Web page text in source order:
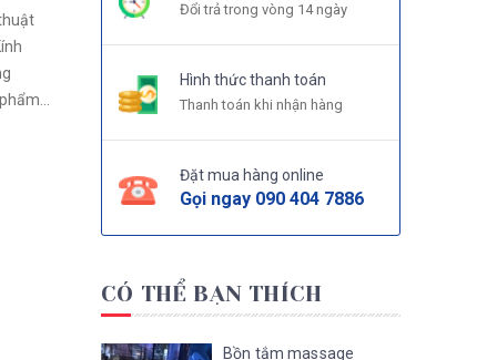
Đổi trả trong vòng 14 ngày
Hình thức thanh toán
Thanh toán khi nhận hàng
Đặt mua hàng online
Gọi ngay 090 404 7886
CÓ THỂ BẠN THÍCH
Bồn tắm massage